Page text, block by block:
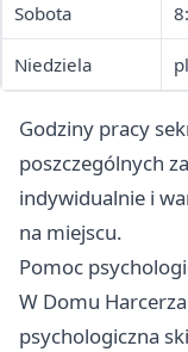
Sobota
Niedziela
Godziny pracy
poszczególnych
indywidualnie i
na miejscu.
Pomoc
W Domu
psychologiczna